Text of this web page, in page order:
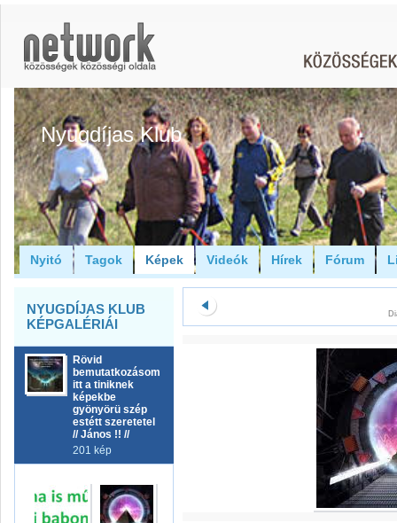
Nyugdíjas Klub
Nyitó Tagok Képek Videók Hírek Fórum
NYUGDÍJAS KLUB
KÉPGALÉRIÁI
Rövid
bemutatkozásom
itt a tiniknek
képekbe
gyönyörü szép
estétt szeretetel
// János !! //
201 kép